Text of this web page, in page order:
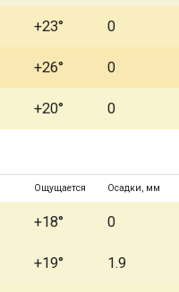
+23° 0
+26° 0
+20° 0
Ощущается Осадки, мм
+18° 0
+19° 1.9